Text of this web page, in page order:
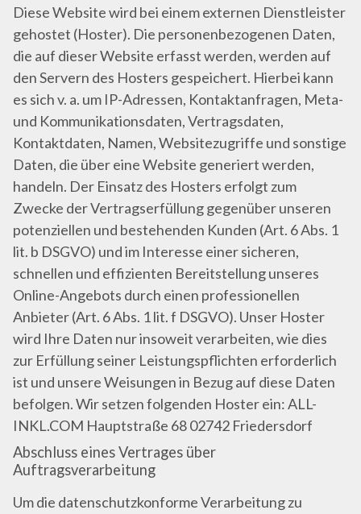
Diese Website wird bei einem externen Dienstleister
gehostet (Hoster). Die personenbezogenen Daten,
die auf dieser Website erfasst werden, werden auf
den Servern des Hosters gespeichert. Hierbei kann
es sich v. a. um IP-Adressen, Kontaktanfragen, Meta-
und Kommunikationsdaten, Vertragsdaten,
Kontaktdaten, Namen, Websitezugriffe und sonstige
Daten, die über eine Website generiert werden,
handeln. Der Einsatz des Hosters erfolgt zum
Zwecke der Vertragserfüllung gegenüber unseren
potenziellen und bestehenden Kunden (Art. 6 Abs. 1
lit. b DSGVO) und im Interesse einer sicheren,
schnellen und effizienten Bereitstellung unseres
Online-Angebots durch einen professionellen
Anbieter (Art. 6 Abs. 1 lit. f DSGVO). Unser Hoster
wird Ihre Daten nur insoweit verarbeiten, wie dies
zur Erfüllung seiner Leistungspflichten erforderlich
ist und unsere Weisungen in Bezug auf diese Daten
befolgen. Wir setzen folgenden Hoster ein: ALL-
INKL.COM Hauptstraße 68 02742 Friedersdorf
Abschluss eines Vertrages über
Auftragsverarbeitung
Um die datenschutzkonforme Verarbeitung zu